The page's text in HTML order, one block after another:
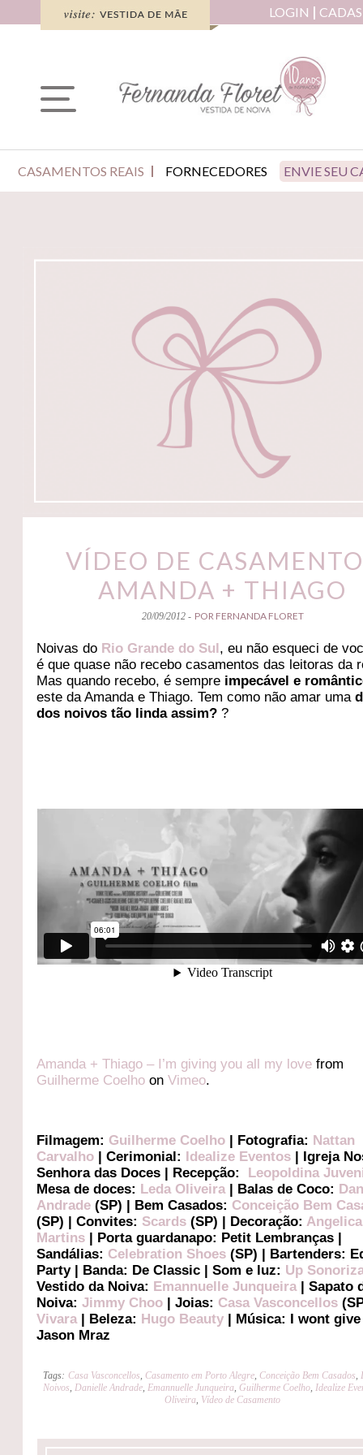
LOGIN
CASAMENTOS REAIS FORNECEDORES ENVIE SEU
VÍDEO DE
AMANDA + THIAGO
20/09/2012 - POR FERNANDA FLORET
Noivas do Rio Grande do Sul , eu não esqueci de
é que quase não recebo casamentos das leitoras da
Mas quando recebo, é sempre impecável e
este da Amanda e Thiago. Tem como não amar uma
dos noivos tão linda assim? ?
Amanda + Thiago – I’m giving you all my love from
Guilherme Coelho onVimeo.
Filmagem: Guilherme Coelho | Fotografia: Nattan
Carvalho | Cerimonial: Idealize Eventos | Igreja
Senhora das Doces | Recepção:
Leopoldina
Mesa de doces: Leda Oliveira| Balas de Coco:
Andrade (SP) | Bem Casados: Conceição Bem
(SP) | Convites: Scards (SP) | Decoração:Angelica
Martins
| Porta guardanapo: Petit Lembranças |
Sandálias: Celebration Shoes (SP) | Bartenders:
Party | Banda: De Classic | Som e luz: Up
Vestido da Noiva: Emannuelle Junqueira| Sapato
Noiva:Jimmy Choo | Joias: Casa Vasconcellos
Vivara| Beleza: Hugo Beauty | Música: I wont
Jason Mraz
Tags: Casa Vasconcellos, Casamento em Porto Alegre, Conceição Bem Casados,
Noivos,Danielle Andrade,Emannuelle Junqueira, Guilherme Coelho,Idealize
Oliveira, Vídeo de Casamento